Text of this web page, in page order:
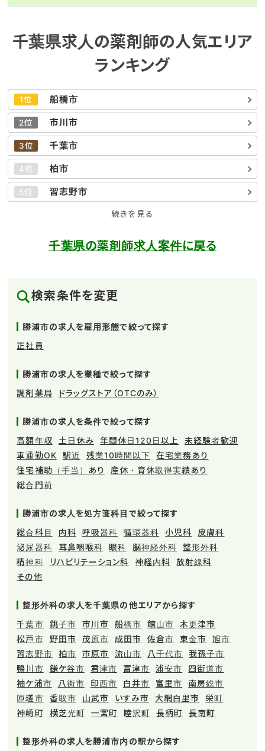
千葉県求人の薬剤師の人気エリア
ランキング
1位 船橋市
2位 市川市
3位 千葉市
4位 柏市
5位 習志野市
続きを見る
千葉県の薬剤師求人案件に戻る
検索条件を変更
勝浦市の求人を雇用形態で絞って探す
正社員
勝浦市の求人を業種で絞って探す
調剤薬局
ドラッグストア（OTCのみ）
勝浦市の求人を条件で絞って探す
高額年収
土日休み 年間休日120日以上
未経験者歓迎
車通勤OK
駅近 残業10時間以下
在宅業務あり
住宅補助（手当）あり
産休・育休取得実績あり
総合門前
勝浦市の求人を処方箋科目で絞って探す
総合科目
内科 呼吸器科 循環器科 小児科
皮膚科
泌尿器科
耳鼻咽喉科 眼科 脳神経外科
整形外科
精神科
リハビリテーション科 神経内科
放射線科
その他
整形外科の求人を千葉県の他エリアから探す
千葉市
銚子市 市川市 船橋市 館山市
木更津市
松戸市
野田市 茂原市 成田市 佐倉市 東金市
旭市
習志野市
柏市 市原市 流山市 八千代市
我孫子市
鴨川市
鎌ケ谷市 君津市 富津市 浦安市
四街道市
袖ケ浦市
八街市 印西市 白井市 富里市
南房総市
匝瑳市
香取市 山武市 いすみ市 大網白里市
栄町
神崎町
横芝光町 一宮町 睦沢町 長柄町 長南町
整形外科の求人を勝浦市内の駅から探す